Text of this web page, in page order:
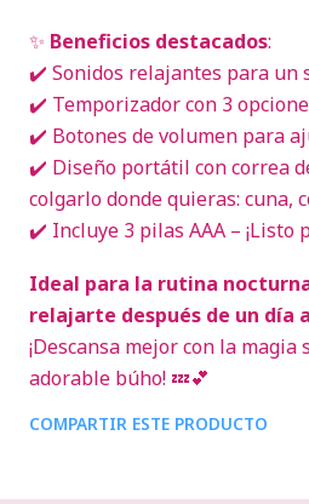
✨ Beneficios destacados:
✔️ Sonidos relajantes para un
✔️ Temporizador con 3
✔️ Botones de volumen para
✔️ Diseño portátil con correa
colgarlo donde quieras: cuna,
✔️ Incluye 3 pilas AAA – ¡Listo
Ideal para la rutina
relajarte después de un día
¡Descansa mejor con la magia
adorable búho! 💤💕
COMPARTIR ESTE PRODUCTO